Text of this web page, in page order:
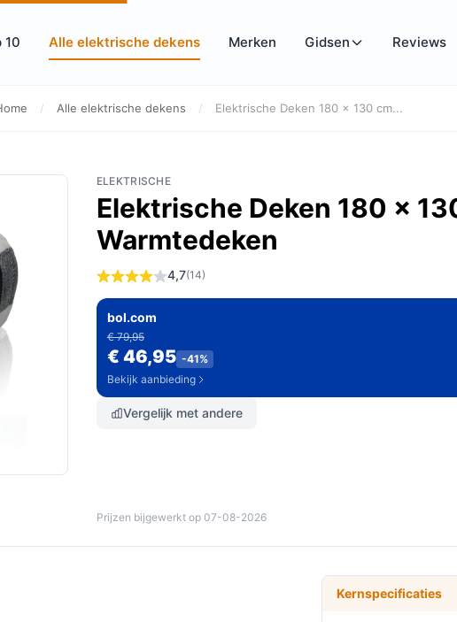
10 Alle elektrische dekens Merken Gidsen Reviews
/ Alle elektrische dekens / Elektrische Deken 180 × 130 cm...
ELEKTRISCHE
Elektrische Deken 180 ×
Warmtedeken
4,7(14)
bol.com
€ 79,95
€ 46,95 -41%
Bekijk aanbieding
Vergelijk met andere
Prijzen bijgewerkt op 07-08-2026
Kernspecificaties